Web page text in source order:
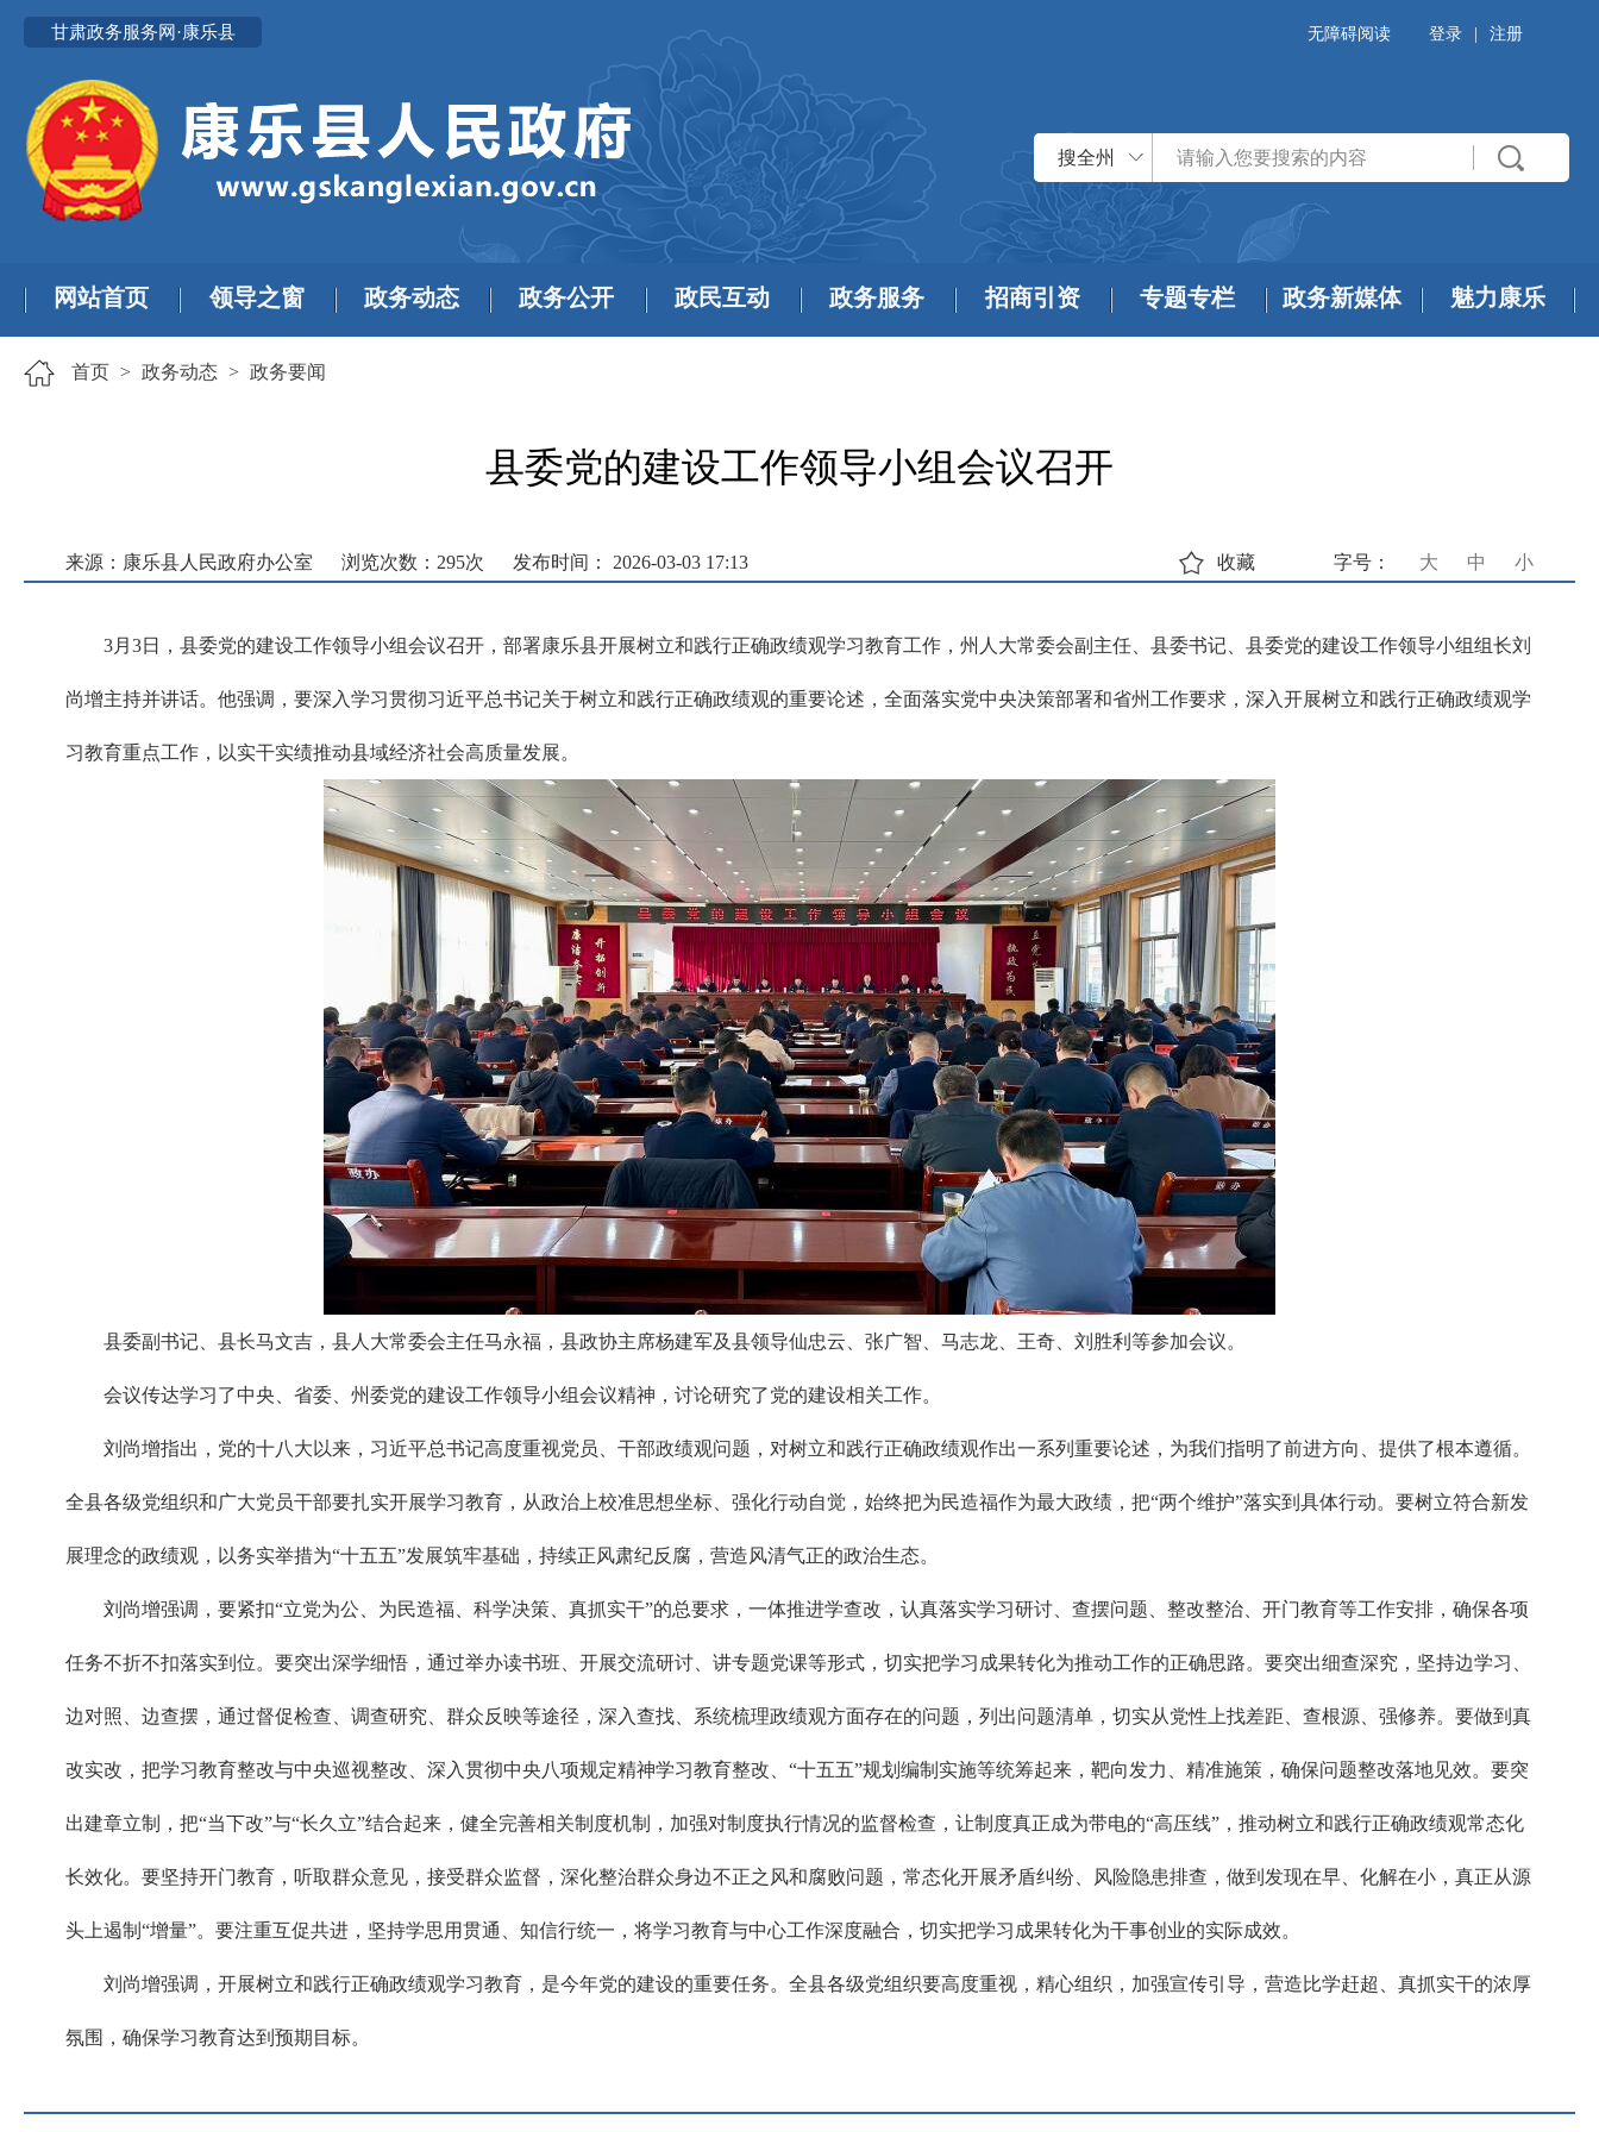
甘肃政务服务网·康乐县 无障碍阅读 登录 注册
搜全州
网站首页 领导之窗 政务动态 政务公开 政民互动 政务服务 招商引资 专题专栏 政务新媒体 魅力康乐
首页 > 政务动态 > 政务要闻
县委党的建设工作领导小组会议召开
来源：康乐县人民政府办公室 浏览次数： 295次 发布时间： 2026-03-03 17:13 字号： 大 中 小
收藏
3月3日，县委党的建设工作领导小组会议召开，部署康乐县开展树立和践行正确政绩观学习教育工作，州人大常委会副主任、县委书记、县委党的建设工作领导小组组长刘
尚增主持并讲话。他强调，要深入学习贯彻习近平总书记关于树立和践行正确政绩观的重要论述，全面落实党中央决策部署和省州工作要求，深入开展树立和践行正确政绩观学
习教育重点工作，以实干实绩推动县域经济社会高质量发展。
县委副书记、县长马文吉，县人大常委会主任马永福，县政协主席杨建军及县领导仙忠云、张广智、马志龙、王奇、刘胜利等参加会议。
会议传达学习了中央、省委、州委党的建设工作领导小组会议精神，讨论研究了党的建设相关工作。
刘尚增指出，党的十八大以来，习近平总书记高度重视党员、干部政绩观问题，对树立和践行正确政绩观作出一系列重要论述，为我们指明了前进方向、提供了根本遵循。
全县各级党组织和广大党员干部要扎实开展学习教育，从政治上校准思想坐标、强化行动自觉，始终把为民造福作为最大政绩，把“两个维护”落实到具体行动。要树立符合新发
展理念的政绩观，以务实举措为“十五五”发展筑牢基础，持续正风肃纪反腐，营造风清气正的政治生态。
刘尚增强调，要紧扣“立党为公、为民造福、科学决策、真抓实干”的总要求，一体推进学查改，认真落实学习研讨、查摆问题、整改整治、开门教育等工作安排，确保各项
任务不折不扣落实到位。要突出深学细悟，通过举办读书班、开展交流研讨、讲专题党课等形式，切实把学习成果转化为推动工作的正确思路。要突出细查深究，坚持边学习、
边对照、边查摆，通过督促检查、调查研究、群众反映等途径，深入查找、系统梳理政绩观方面存在的问题，列出问题清单，切实从党性上找差距、查根源、强修养。要做到真
改实改，把学习教育整改与中央巡视整改、深入贯彻中央八项规定精神学习教育整改、“十五五”规划编制实施等统筹起来，靶向发力、精准施策，确保问题整改落地见效。要突
出建章立制，把“当下改”与“长久立”结合起来，健全完善相关制度机制，加强对制度执行情况的监督检查，让制度真正成为带电的“高压线”，推动树立和践行正确政绩观常态化
长效化。要坚持开门教育，听取群众意见，接受群众监督，深化整治群众身边不正之风和腐败问题，常态化开展矛盾纠纷、风险隐患排查，做到发现在早、化解在小，真正从源
头上遏制“增量”。要注重互促共进，坚持学思用贯通、知信行统一，将学习教育与中心工作深度融合，切实把学习成果转化为干事创业的实际成效。
刘尚增强调，开展树立和践行正确政绩观学习教育，是今年党的建设的重要任务。全县各级党组织要高度重视，精心组织，加强宣传引导，营造比学赶超、真抓实干的浓厚
氛围，确保学习教育达到预期目标。